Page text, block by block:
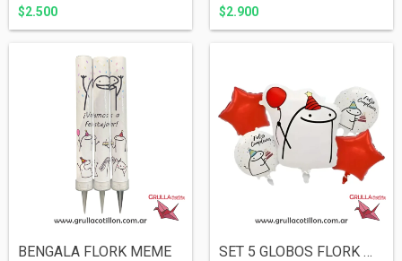
$2.500 $2.900
BENGALA FLORK MEME SET 5 GLOBOS FLORK MEME